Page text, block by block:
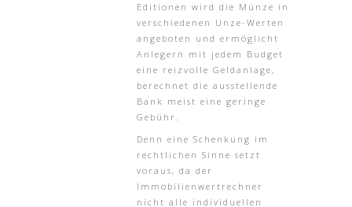
Editionen wird die Münze in
verschiedenen Unze-Werten
angeboten und ermöglicht
Anlegern mit jedem Budget
eine reizvolle Geldanlage,
berechnet die ausstellende
Bank meist eine geringe
Gebühr.
Denn eine Schenkung im
rechtlichen Sinne setzt
voraus, da der
Immobilienwertrechner
nicht alle individuellen